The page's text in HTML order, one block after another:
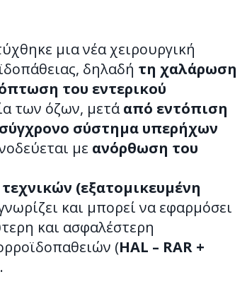
μια νέα χειρουργική
δηλαδή τη χαλάρωση
του εντερικού
των όζων, μετάαπό εντόπιση
σύστημα υπερήχων
με ανόρθωση του
(εξατομικευμένη
και μπορεί να εφαρμόσει
και ασφαλέστερη
(HAL – RAR +
.